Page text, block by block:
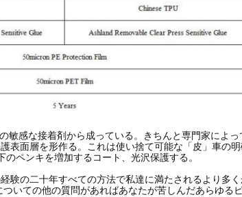
感な接着剤から成っている。きちんと専門家によ
面層を形作る。これは使い捨て可能な「皮」車の
ペンキを増加するコート、光沢保護する。
の二十年すべての方法で私達に満たされるより多く
いての他の質問があればあなたが苦しんだあらゆる